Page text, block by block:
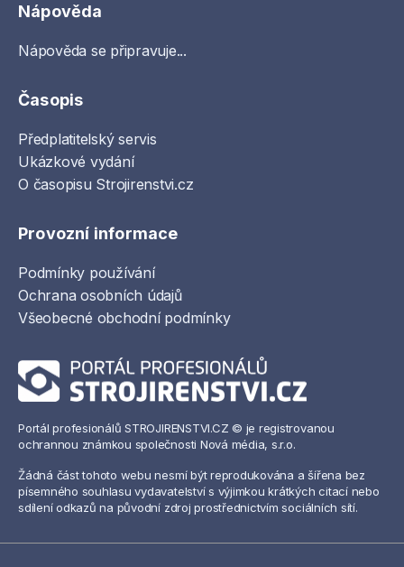
Nápověda
Nápověda se připravuje...
Časopis
Předplatitelský servis
Ukázkové vydání
O časopisu Strojirenstvi.cz
Provozní informace
Podmínky používání
Ochrana osobních údajů
Všeobecné obchodní podmínky
Portál profesionálů STROJIRENSTVI.CZ © je registrovanou
ochrannou známkou společnosti Nová média, s.r.o.
Žádná část tohoto webu nesmí být reprodukována a šířena bez
písemného souhlasu vydavatelství s výjimkou krátkých citací nebo
sdílení odkazů na původní zdroj prostřednictvím sociálních sítí.